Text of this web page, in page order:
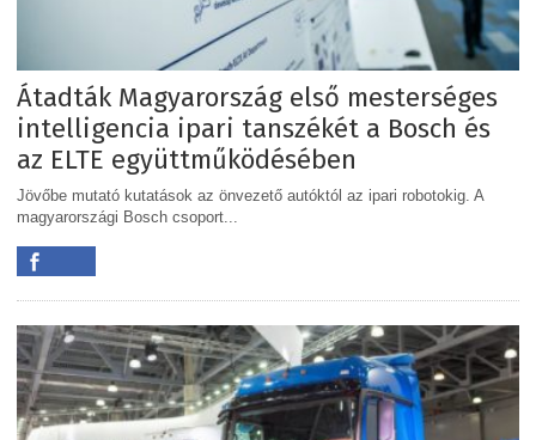
Átadták Magyarország első mesterséges
intelligencia ipari tanszékét a Bosch és
az ELTE együttműködésében
Jövőbe mutató kutatások az önvezető autóktól az ipari robotokig. A
magyarországi Bosch csoport...